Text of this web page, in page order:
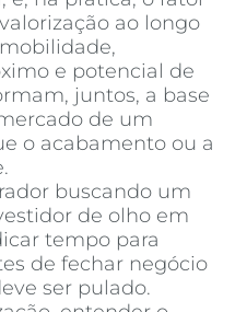
ao longo
e potencial de
juntos, a base
de um
o acabamento ou a
buscando um
de olho em
tempo para
de fechar negócio
ser pulado.